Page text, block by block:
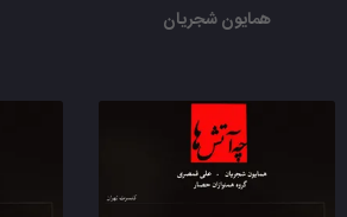
همایون شجریان